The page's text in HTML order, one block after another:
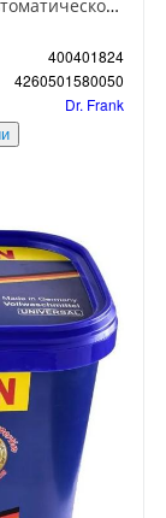
Dr.Frank Universal Гель для ручной и автоматической стирки универсальный 3 л на 75 стирок
400401824
4260501580050
Dr. Frank